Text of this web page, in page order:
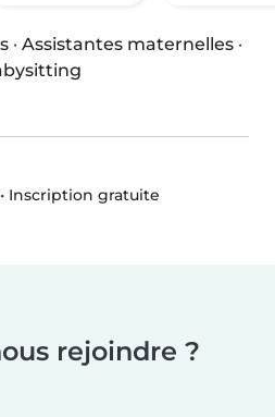
· Assistantes maternelles ·
• Inscription gratuite
rejoindre ?